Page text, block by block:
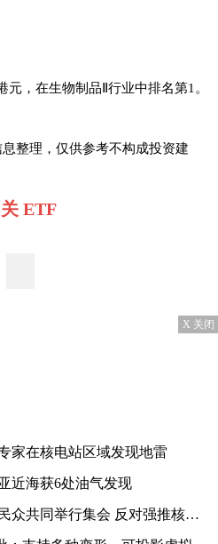
，在生物制品Ⅱ行业中排名第1。
整理，仅供参考不构成投资建
ETF
X 关闭
家在核电站区域发现地雷
近海获6处油气发现
同举行集会 反对强推核污染水排海